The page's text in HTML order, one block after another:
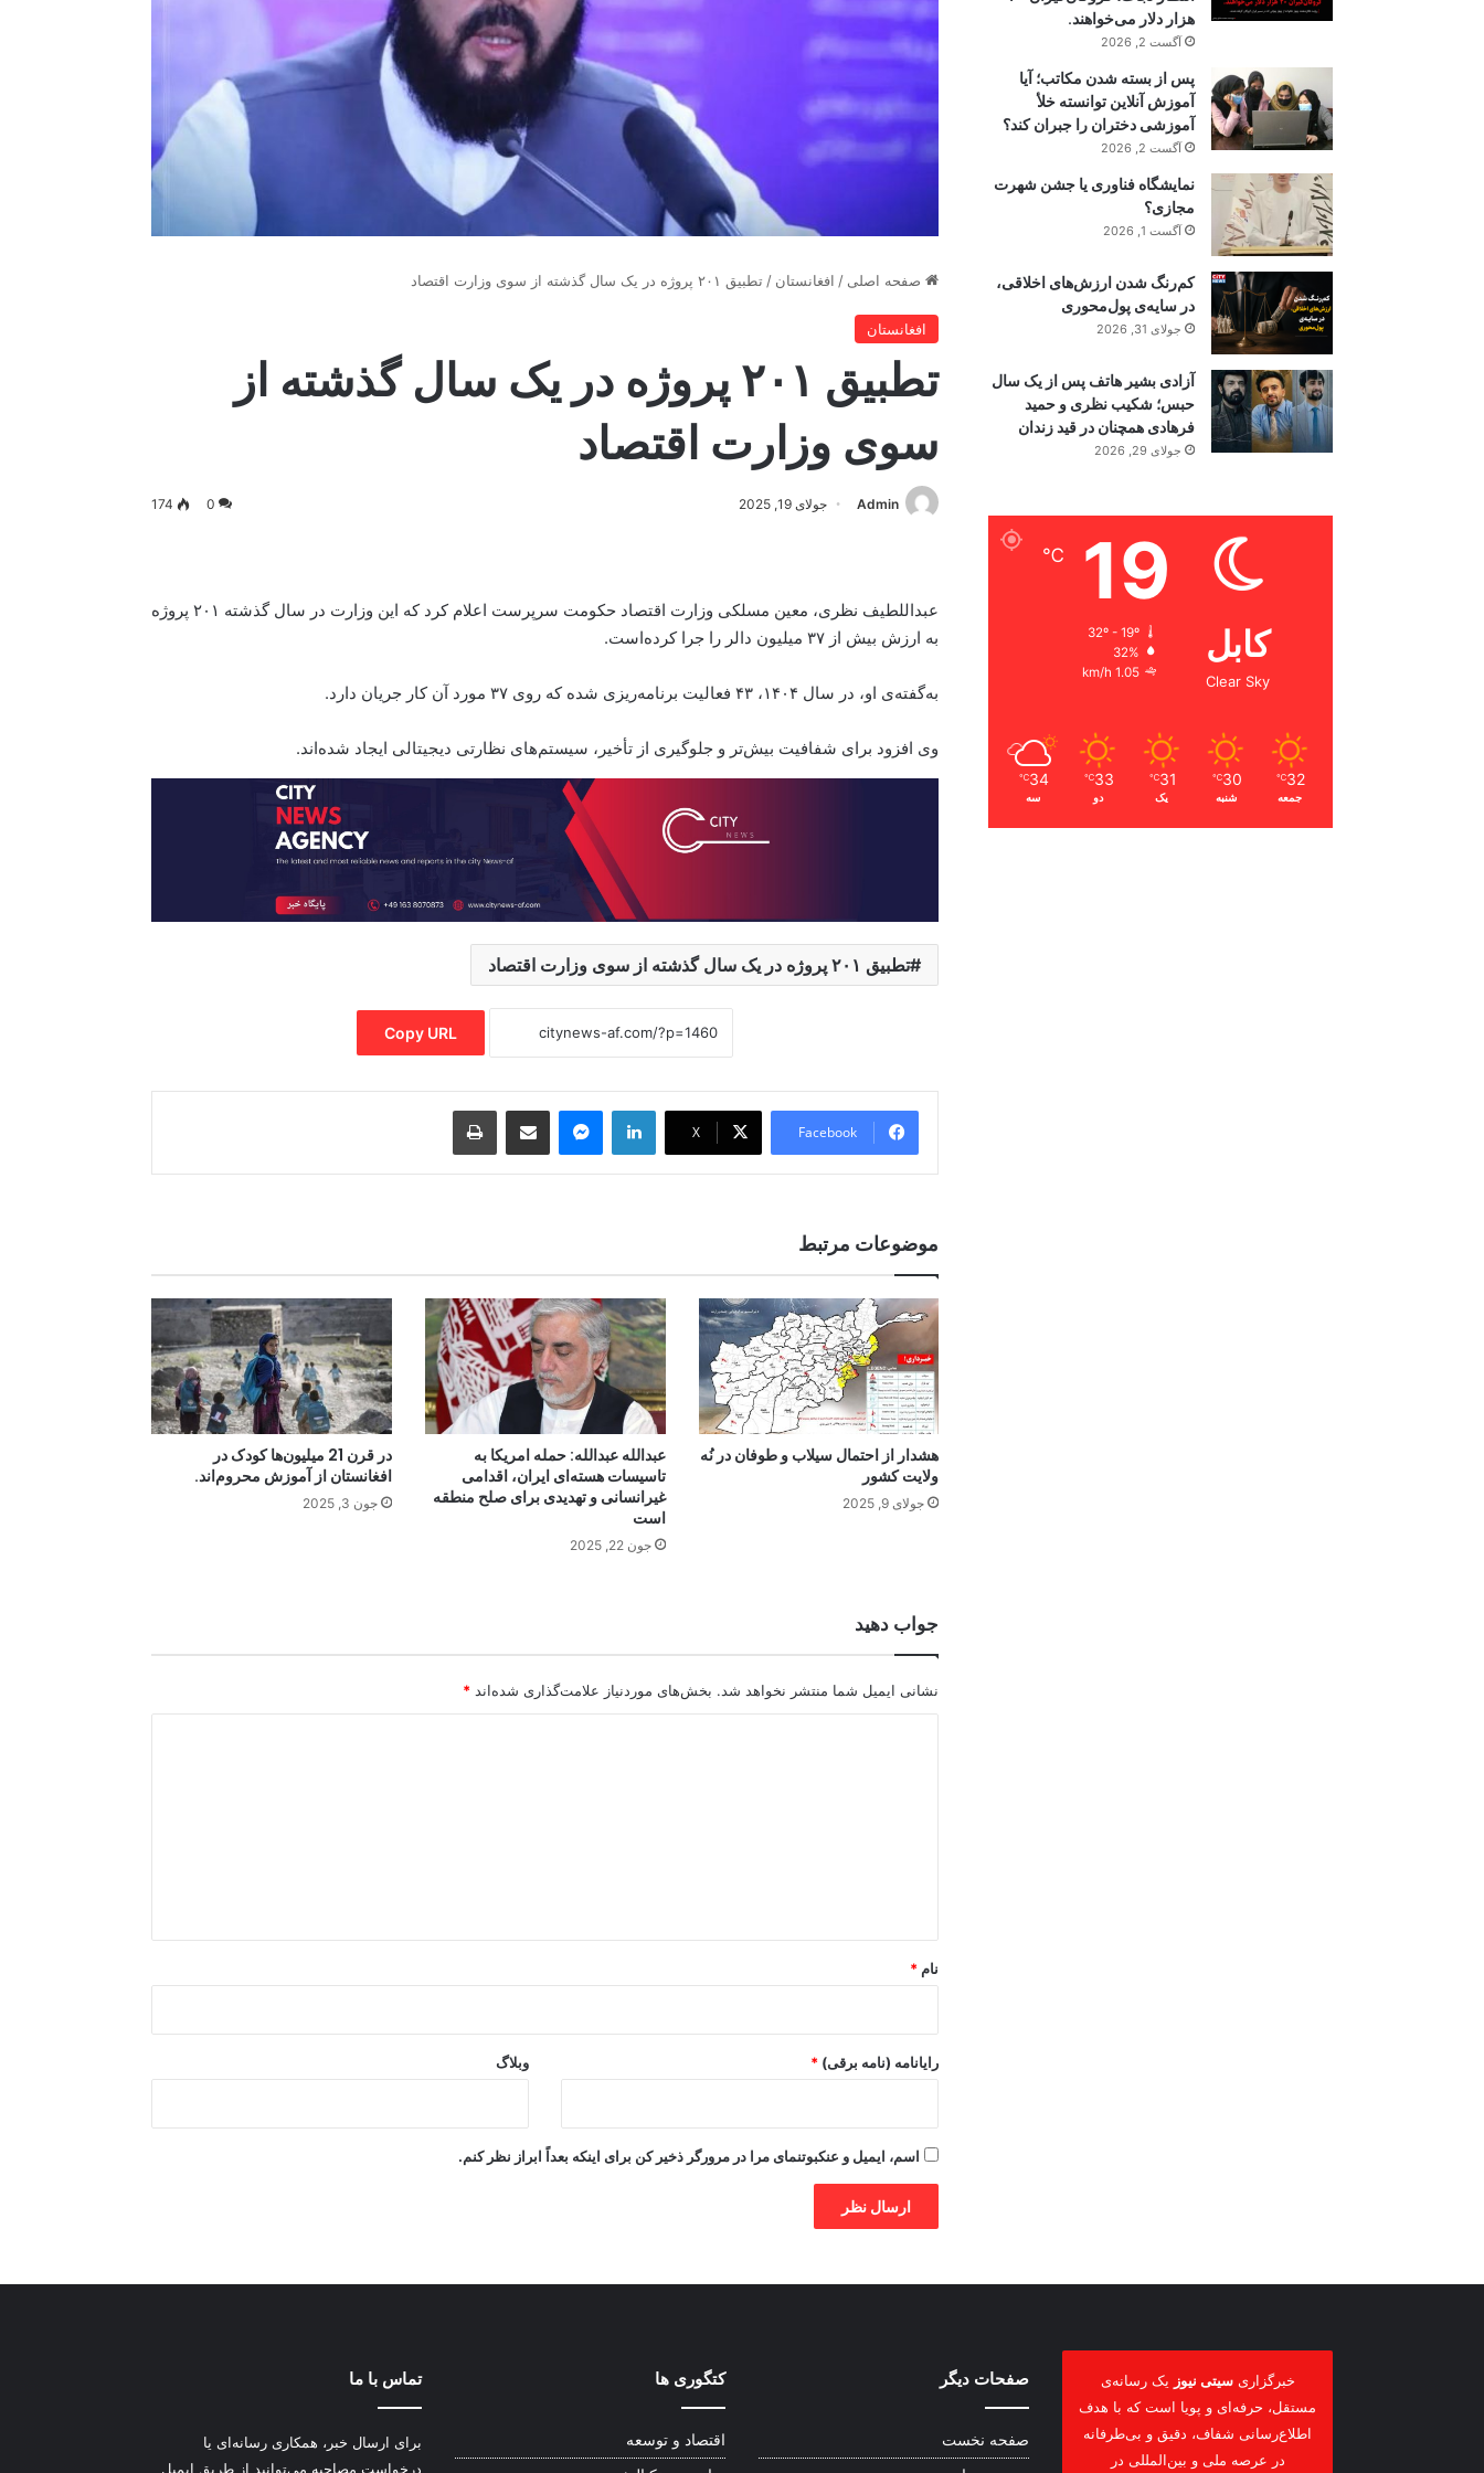
صفحه اصلی / افغانستان / تطبیق ۲۰۱ پروژه در یک سال گذشته از سوی وزارت اقتصاد
افغانستان
تطبیق ۲۰۱ پروژه در یک سال گذشته از
سوی وزارت اقتصاد
Admin جولای 19, 2025 0
174
عبداللطیف نظری، معین مسلکی وزارت اقتصاد حکومت سرپرست اعلام کرد که این وزارت در سال گذشته ۲۰۱ پروژه
به ارزش بیش از ۳۷ میلیون دالر را جرا کرده‌است.
به‌گفته‌ی او، در سال ۱۴۰۴، ۴۳ فعالیت برنامه‌ریزی شده که روی ۳۷ مورد آن کار جریان دارد.
وی افزود برای شفافیت بیش‌تر و جلوگیری از تأخیر، سیستم‌های نظارتی دیجیتالی ایجاد شده‌اند.
تطبیق ۲۰۱ پروژه در یک سال گذشته از سوی وزارت اقتصاد
Copy URL
Facebook
X
LinkedIn
Messenger
Share via Email
Print
موضوعات مرتبط
هشدار از احتمال سیلاب و طوفان در نُه
ولایت کشور
جولای 9, 2025
عبدالله عبدالله: حمله امریکا به
تاسیسات هسته‌ای ایران، اقدامی
غیرانسانی و تهدیدی برای صلح منطقه
است
جون 22, 2025
در قرن 21 میلیون‌ها کودک در
افغانستان از آموزش محروم‌اند.
جون 3, 2025
جواب دهید
نشانی ایمیل شما منتشر نخواهد شد. بخش‌های موردنیاز علامت‌گذاری شده‌اند *
نام *
رایانامه (نامه برقی) * وبلاگ
اسم، ایمیل و عنکبوتنمای مرا در مرورگر ذخیر کن برای اینکه بعداً ابراز نظر کنم.
هزار دلار می‌خواهند.
آگست 2, 2026
پس از بسته شدن مکاتب؛ آیا
آموزش آنلاین توانسته خلأ
آموزشی دختران را جبران کند؟
آگست 2, 2026
نمایشگاه فناوری یا جشن شهرت
مجازی؟
آگست 1, 2026
کم‌رنگ شدن ارزش‌های اخلاقی،
در سایه‌ی پول‌محوری
جولای 31, 2026
آزادی بشیر هاتف پس از یک سال
حبس؛ شکیب نظری و حمید
فرهادی همچنان در قید زندان
جولای 29, 2026
کابل
Clear Sky
19
℃
32º - 19º
32%
1.05 km/h
32
℃
جمعه
30
℃
شنبه
31
℃
یک
33
℃
دو
34
℃
سه
خبرگزاریسیتی نیوز یک رسانه‌ی
مستقل، حرفه‌ای و پویا است که با هدف
اطلاع‌رسانی شفاف، دقیق و بی‌طرفانه
در عرصه ملی و بین‌المللی در
صفحات دیگر
صفحه نخست
کتگوری ها
اقتصاد و توسعه
تماس با ما
برای ارسال خبر، همکاری رسانه‌ای یا
درخواست مصاحبه می‌توانید از طریق ایمیل